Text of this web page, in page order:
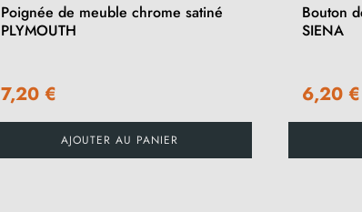
Poignée de meuble chrome satiné
PLYMOUTH
7,20 €
AJOUTER AU PANIER
Bouton
SIENA
6,20 €